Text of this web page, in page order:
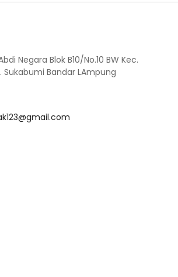
Negara Blok B10/No.10 BW Kec.
Sukabumi Bandar LAmpung